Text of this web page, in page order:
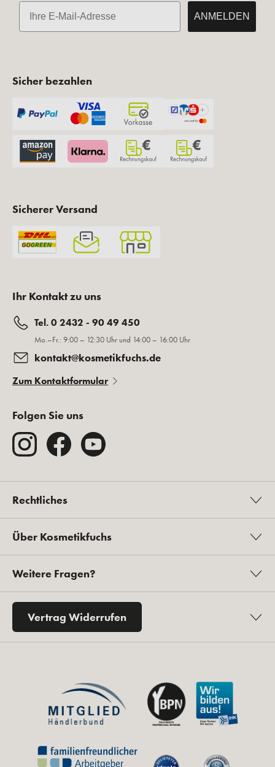
E-Mail
ANMELDEN
Sicher bezahlen
Sicherer Versand
Ihr Kontakt zu uns
Tel. 0 2432 - 90 49 450
Mo.–Fr.: 9:00 – 12:30 Uhr und 14:00 – 16:00 Uhr
kontakt@kosmetikfuchs.de
Zum Kontaktformular
Folgen Sie uns
Rechtliches
Über Kosmetikfuchs
Weitere Fragen?
Vertrag Widerrufen